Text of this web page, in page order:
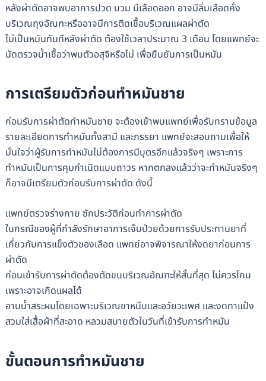
หลังผ่าตัดอาจพบอาการปวด บวม มีเลือดออก อาจมีลิ่มเลือดคั่ง
บริเวณถุงอัณฑะหรืออาจมีการติดเชื้อบริเวณแผลผ่าตัด
ไม่เป็นหมันทันทีหลังผ่าตัด ต้องใช้เวลาประมาณ 3 เดือน โดยแพทย์จะ
นัดตรวจน้ำเชื้อว่าพบตัวอสุจิหรือไม่ เพื่อยืนยันการเป็นหมัน
การเตรียมตัวก่อนทำหมันชาย
ก่อนรับการผ่าตัดทำหมันชาย จะต้องเข้าพบแพทย์เพื่อรับทราบข้อมูล
รายละเอียดการทำหมันทั้งสามี และภรรยา แพทย์จะสอบถามเพื่อให้
มั่นใจว่าผู้รับการทำหมันไม่ต้องการมีบุตรอีกแล้วจริงๆ เพราะการ
ทำหมันเป็นการคุมกำเนิดแบบถาวร หากตกลงแล้วว่าจะทำหมันจริงๆ
ก็อาจมีเตรียมตัวก่อนรับการผ่าตัด ดังนี้
แพทย์ตรวจร่างกาย ซักประวัติก่อนทำการผ่าตัด
ในกรณีของผู้ที่กำลังรักษาอาการเจ็บป่วยด้วยการรับประทานยาที่
เกี่ยวกับการแข็งตัวของเลือด แพทย์อาจพิจารณาให้งดยาก่อนการ
ผ่าตัด
ก่อนเข้ารับการผ่าตัดต้องตัดขนบริเวณอัณฑะให้สั้นที่สุด ไม่ควรโกน
เพราะอาจเกิดแผลได้
อาบน้ำสระผมโดยเฉพาะบริเวณขาหนีบและอวัยวะเพศ และงดทาแป้ง
สวมใส่เสื้อผ้าที่สะอาด หลวมสบายตัวในวันที่เข้ารับการทำหมัน
ขั้นตอนการทำหมันชาย